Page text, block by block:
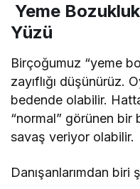
Yeme
Yüzü
Birçoğumuz “yeme
zayıflığı düşünürüz.
bedende olabilir. Hatta
“normal” görünen
savaş veriyor olabilir.
Danışanlarımdan biri